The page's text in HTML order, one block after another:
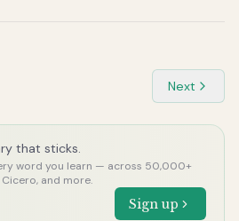
Next
that sticks.
word you learn — across 50,000+
Cicero, and more.
Sign up